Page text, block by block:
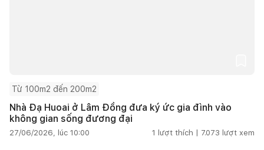
Từ 100m2 đến 200m2
Nhà Đạ Huoai ở Lâm Đồng đưa ký ức gia đình vào
không gian sống đương đại
27/06/2026, lúc 10:00 1 lượt thích | 7.073 lượt xem